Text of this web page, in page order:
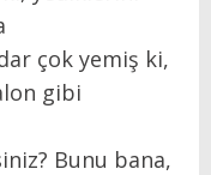
çok yemiş ki,
gibi
Bunu bana,